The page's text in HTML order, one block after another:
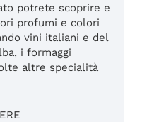
potrete scoprire e
profumi e colori
vini italiani e del
i formaggi
altre specialità